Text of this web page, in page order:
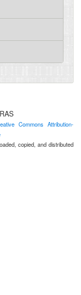
Commons Attribution-
copied, and distributed